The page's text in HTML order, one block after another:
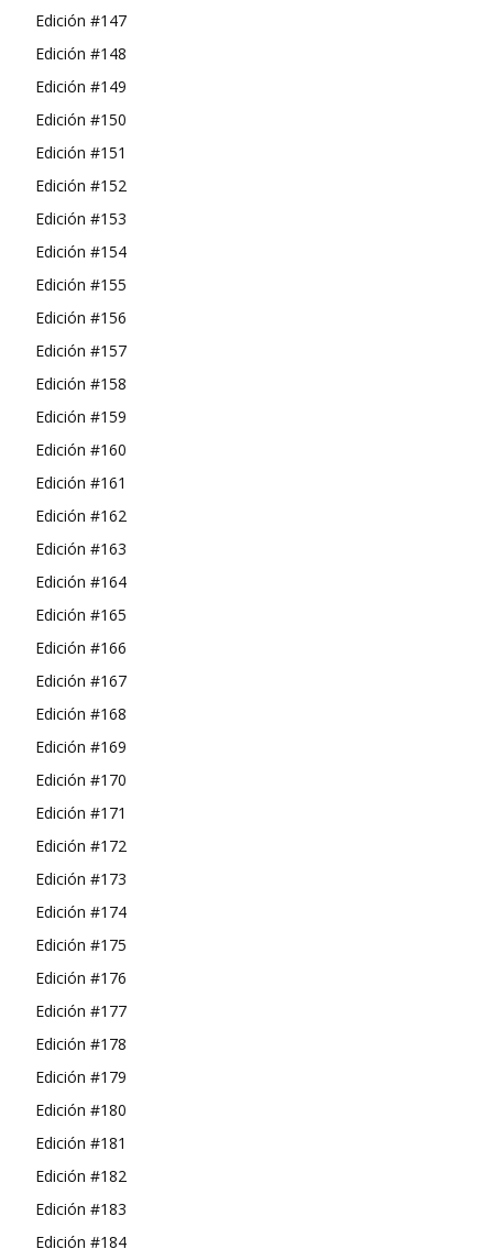
Edición #147
Edición #148
Edición #149
Edición #150
Edición #151
Edición #152
Edición #153
Edición #154
Edición #155
Edición #156
Edición #157
Edición #158
Edición #159
Edición #160
Edición #161
Edición #162
Edición #163
Edición #164
Edición #165
Edición #166
Edición #167
Edición #168
Edición #169
Edición #170
Edición #171
Edición #172
Edición #173
Edición #174
Edición #175
Edición #176
Edición #177
Edición #178
Edición #179
Edición #180
Edición #181
Edición #182
Edición #183
Edición #184